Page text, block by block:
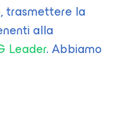
trasmettere la
alla
Leader. Abbiamo